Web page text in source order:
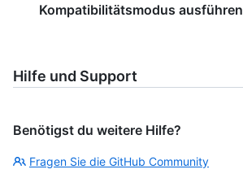
Kompatibilitätsmodus ausführen
Hilfe und Support
Benötigst du weitere Hilfe?
Fragen Sie die GitHub Community